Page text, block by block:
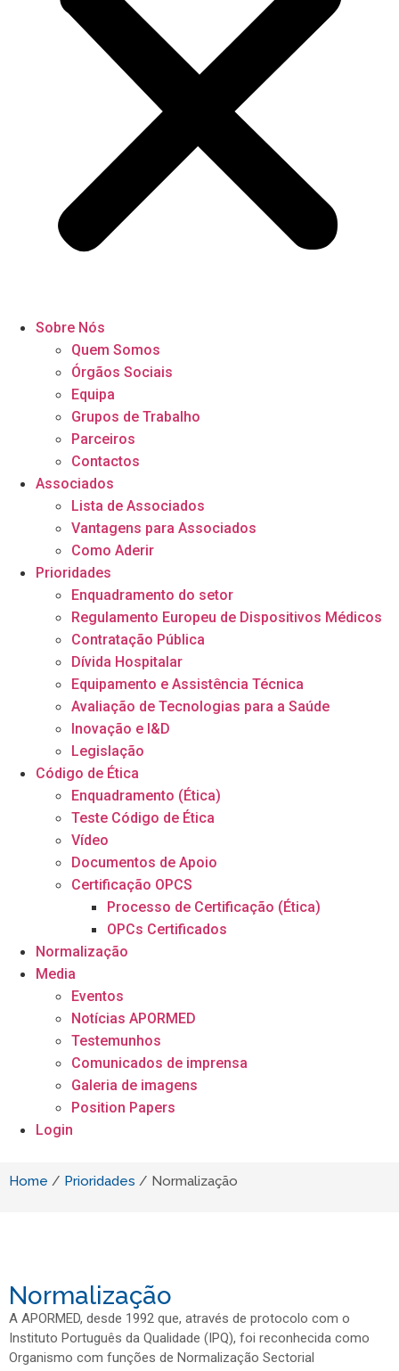
Sobre Nós
Quem Somos
Órgãos Sociais
Equipa
Grupos de Trabalho
Parceiros
Contactos
Associados
Lista de Associados
Vantagens para Associados
Como Aderir
Prioridades
Enquadramento do setor
Regulamento Europeu de Dispositivos Médicos
Contratação Pública
Dívida Hospitalar
Equipamento e Assistência Técnica
Avaliação de Tecnologias para a Saúde
Inovação e I&D
Legislação
Código de Ética
Enquadramento (Ética)
Teste Código de Ética
Vídeo
Documentos de Apoio
Certificação OPCS
Processo de Certificação (Ética)
OPCs Certificados
Normalização
Media
Eventos
Notícias APORMED
Testemunhos
Comunicados de imprensa
Galeria de imagens
Position Papers
Login
Home / Prioridades / Normalização
Normalização
A APORMED, desde 1992 que, através de protocolo com o
Instituto Português da Qualidade (IPQ), foi reconhecida como
Organismo com funções de Normalização Sectorial